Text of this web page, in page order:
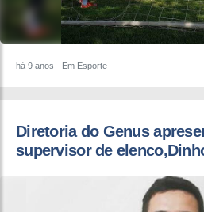
há 9 anos - Em Esporte
Diretoria do Genus
supervisor de